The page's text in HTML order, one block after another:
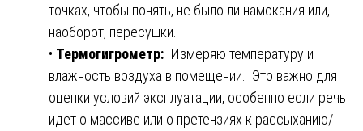
точках, чтобы понять, не было ли намокания или,
наоборот, пересушки.
• Термогигрометр: Измеряю температуру и
влажность воздуха в помещении. Это важно для
оценки условий эксплуатации, особенно если речь
идет о массиве или о претензиях к рассыханию/